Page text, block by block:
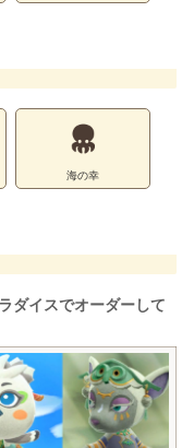
海の幸
ダイスでオーダーして